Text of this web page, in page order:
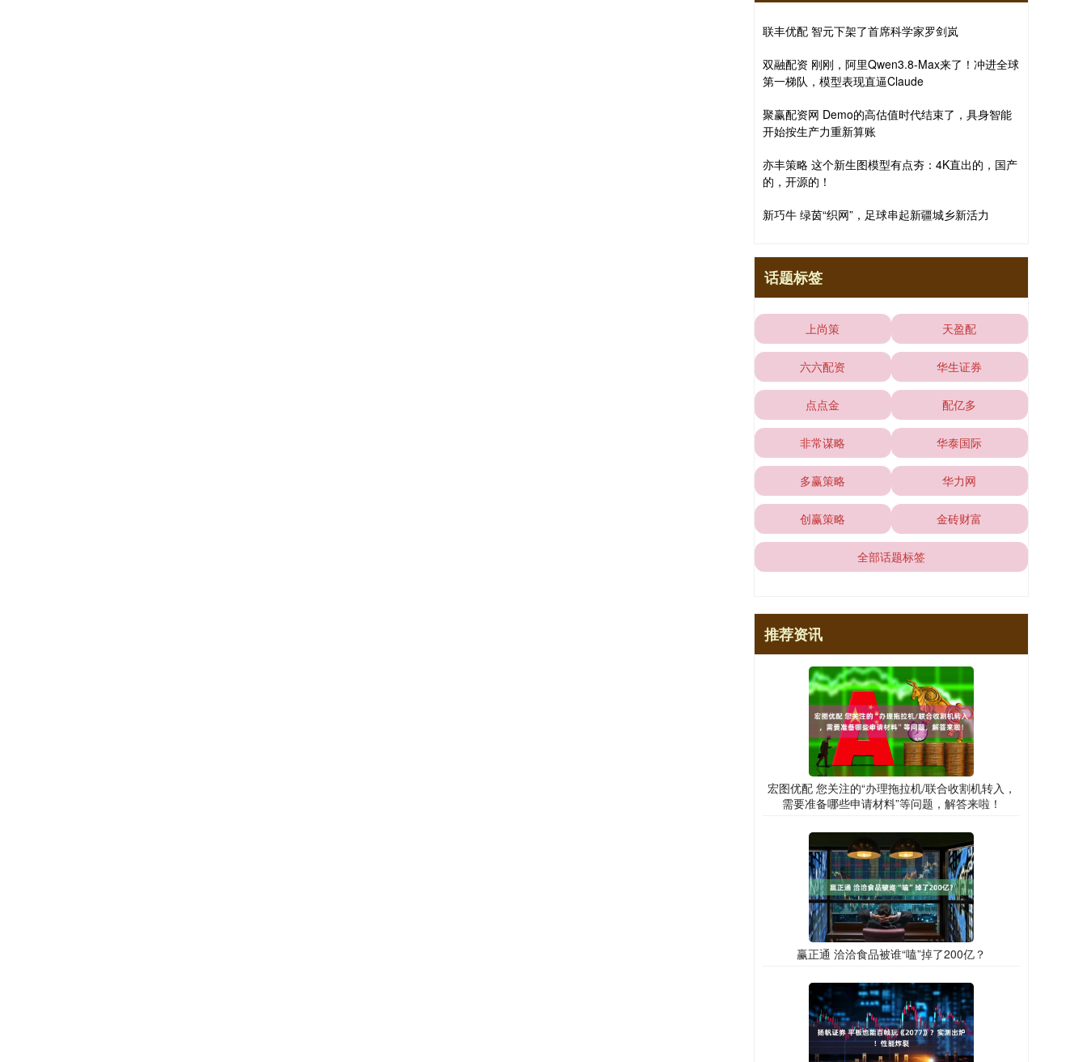
联丰优配 智元下架了首席科学家罗剑岚
双融配资 刚刚，阿里Qwen3.8-Max来了！冲进全球
第一梯队，模型表现直逼Claude
聚赢配资网 Demo的高估值时代结束了，具身智能
开始按生产力重新算账
亦丰策略 这个新生图模型有点夯：4K直出的，国产
的，开源的！
新巧牛 绿茵“织网”，足球串起新疆城乡新活力
话题标签
上尚策 天盈配
六六配资 华生证券
点点金 配亿多
非常谋略 华泰国际
多赢策略 华力网
创赢策略 金砖财富
全部话题标签
推荐资讯
宏图优配 您关注的“办理拖拉机/联合收割机转入，
需要准备哪些申请材料”等问题，解答来啦！
赢正通 洽洽食品被谁“嗑”掉了200亿？